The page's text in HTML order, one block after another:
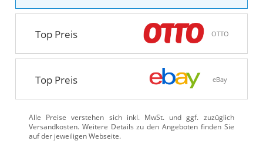
Top Preis OTTO
Top Preis eBay
Alle Preise verstehen sich inkl. MwSt. und ggf. zuzüglich
Versandkosten. Weitere Details zu den Angeboten finden Sie
auf der jeweiligen Webseite.